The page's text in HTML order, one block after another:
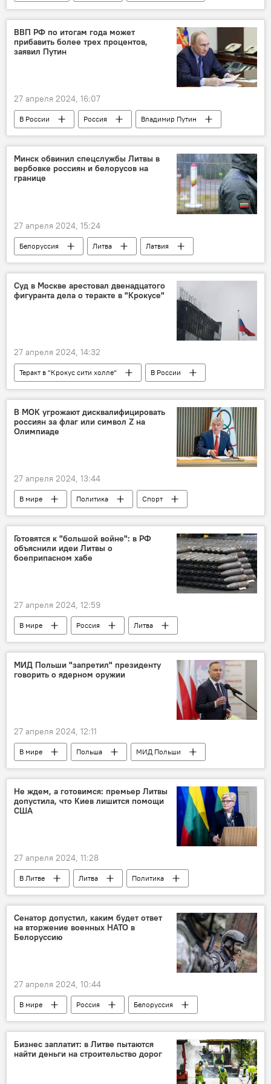
происшествие
депортация
россияне
Общество
Россия
ВВП РФ по итогам года может
прибавить более трех процентов,
заявил Путин
27 апреля 2024, 16:07
В России Россия
Владимир Путин
Экономика
экономика
ВВП
финансы
Минск обвинил спецслужбы Литвы в
вербовке россиян и белорусов на
границе
27 апреля 2024, 15:24
Белоруссия Литва
Латвия
Госпогранкомитет Беларуси
вербовка
спецслужбы
Суд в Москве арестовал двенадцатого
фигуранта дела о теракте в "Крокусе"
27 апреля 2024, 14:32
Теракт в "Крокус сити холле"
В России
Россия
теракт
арест
задержание
общество
В МОК угрожают дисквалифицировать
россиян за флаг или символ Z на
Олимпиаде
27 апреля 2024, 13:44
В мире Политика
Спорт
олимпиада
Олимпийские игры
спортсмены
МОК
Томас Бах
спорт
Общество
Готовятся к "большой войне": в РФ
объяснили идеи Литвы о
боеприпасном хабе
27 апреля 2024, 12:59
В мире Россия
Литва
Польша
НАТО
вооружение
Украина
оружие
логистика
снаряды
боеприпасы
Строительство немецкого военного завода в Литве
МИД Польши "запретил" президенту
говорить о ядерном оружии
27 апреля 2024, 12:11
В мире Польша
МИД Польши
ядерное оружие
Политика
Общество
Анджей Дуда оборона
Не ждем, а готовимся: премьер Литвы
допустила, что Киев лишится помощи
США
27 апреля 2024, 11:28
В Литве Литва
Политика
Ингрида Шимоните
США
Украина
поставки вооружения
поставки оружия
Сенатор допустил, каким будет ответ
на вторжение военных НАТО в
Белоруссию
27 апреля 2024, 10:44
В мире Россия
Белоруссия
НАТО
Калининград оборона
Бизнес заплатит: в Литве пытаются
найти деньги на строительство дорог